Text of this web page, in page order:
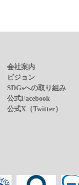
会社案内
ビジョン
SDGsへの取り組み
公式Facebook
公式X（Twitter）